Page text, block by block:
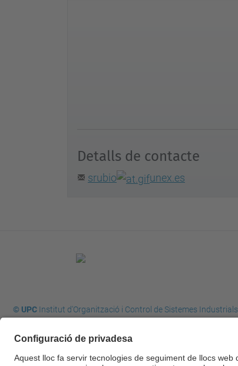
Detalls de contacte
srubio unex.es
© UPCInstitut d'Organització i Control de Sistemes Industrials.